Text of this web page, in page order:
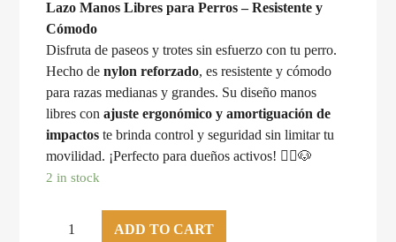
Lazo Manos Libres para Perros – Resistente y
Cómodo
Disfruta de paseos y trotes sin esfuerzo con tu perro.
Hecho denylon reforzado, es resistente y cómodo
para razas medianas y grandes. Su diseño manos
libres conajuste ergonómico y amortiguación de
impactos te brinda control y seguridad sin limitar tu
movilidad. ¡Perfecto para dueños activos! 🏃‍♂️🐶
2 in stock
ADD TO CART